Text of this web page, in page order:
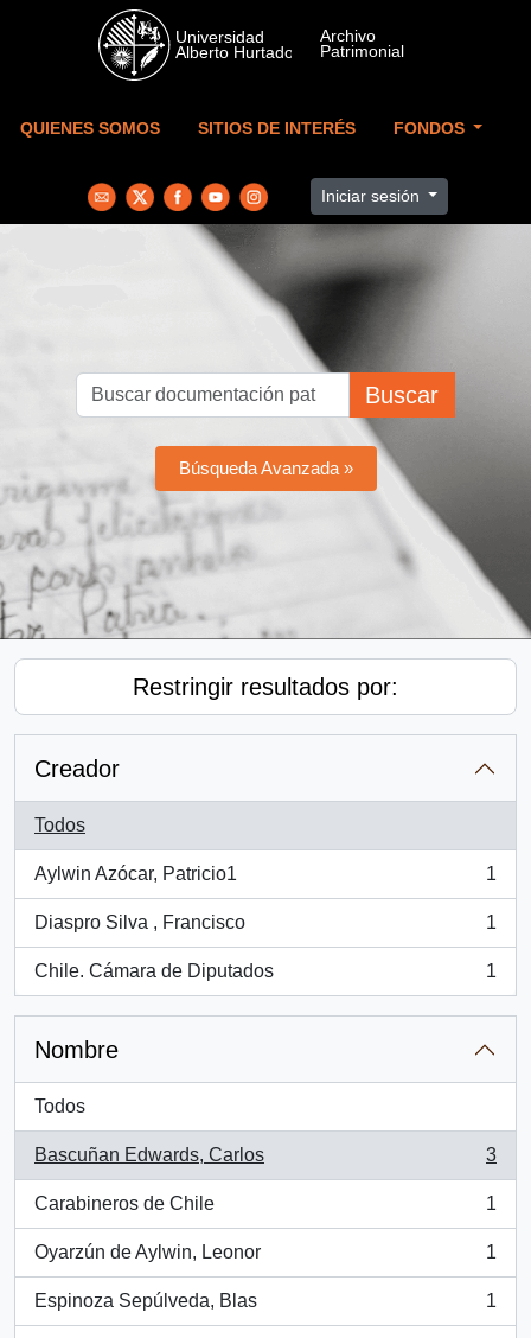
Skip to main content
QUIENES SOMOS SITIOS DE INTERÉS FONDOS
Iniciar sesión
Buscar
Búsqueda Avanzada »
Restringir resultados por:
Creador
Todos
Aylwin Azócar, Patricio1
, 1 resultados
1
Diaspro Silva , Francisco
, 1 resultados
1
Chile. Cámara de Diputados
, 1 resultados
1
Nombre
Todos
Bascuñan Edwards, Carlos
, 3 resultados
3
Carabineros de Chile
, 1 resultados
1
Oyarzún de Aylwin, Leonor
, 1 resultados
1
Espinoza Sepúlveda, Blas
, 1 resultados
1